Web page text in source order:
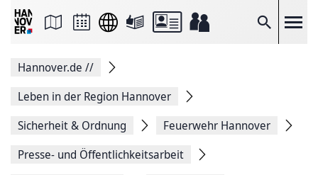
Suche
Seite
Facebook
teilen
Seitenlink
Seite
Hannover.de //
Leben in der Region Hannover
Sicherheit & Ordnung
Feuerwehr Hannover
Presse- und Öffentlichkeitsarbeit